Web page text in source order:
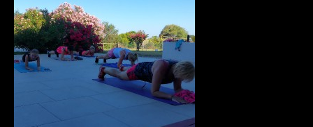
FOTOALBUM
KE STAŽENÍ